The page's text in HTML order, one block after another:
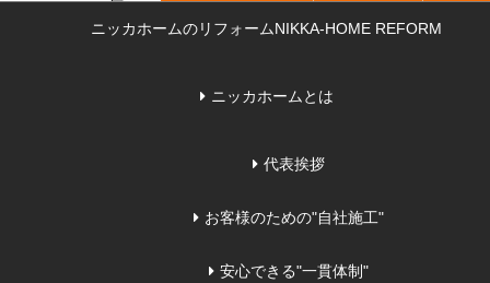
ニッカホームのリフォームNIKKA-HOME REFORM
ニッカホームとは
代表挨拶
お客様のための"自社施工"
安心できる"一貫体制"